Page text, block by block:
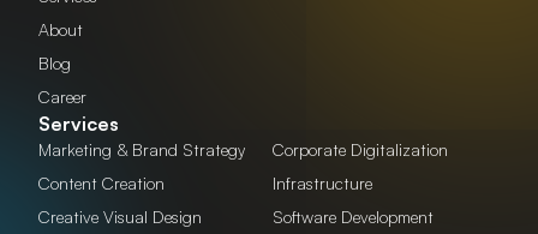
About
Blog
Career
Services
Marketing & Brand Strategy
Content Creation
Creative Visual Design
Corporate Digitalization
Infrastructure
Software Development